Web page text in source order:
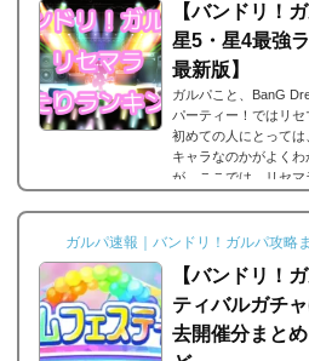
【バンドリ！
星5・星4最強
最新版】
ガルパこと、BanG
パーティー！ではリ
初めての人にとって
キャラなのかがよく
が、ここでは、リセ
いと思いますが、是
ラのやり方は以下のリ
当たりランキングの
ガルパ速報｜バンドリ！ガルパ攻略
【バンドリ！
ティバルガチ
去開催分まと